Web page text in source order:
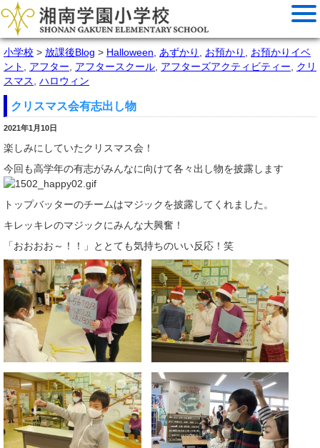
小学校 > 放課後Blog > Halloween あずかり お預かり
お預かりイベ
ント
アフター アフタースクール アフターズアクティビティー
クリ
スマス
ハロウィン
クリスマス会有志出し物
2021年1月10日
楽しみにしていたクリスマス会！
今回も高学年の有志がみんなに向けて各々出し物を披露します
トップバッターのチームはマジックを披露してくれました。
キレッキレのマジックにみんな大興奮！
「おおおお～！！」ととても気持ちのいい反応！笑